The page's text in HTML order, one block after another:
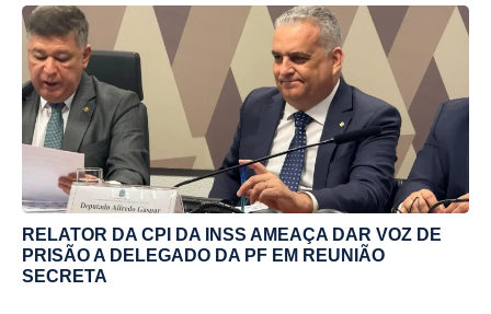
RELATOR DA CPI DA INSS AMEAÇA DAR VOZ DE
PRISÃO A DELEGADO DA PF EM REUNIÃO
SECRETA